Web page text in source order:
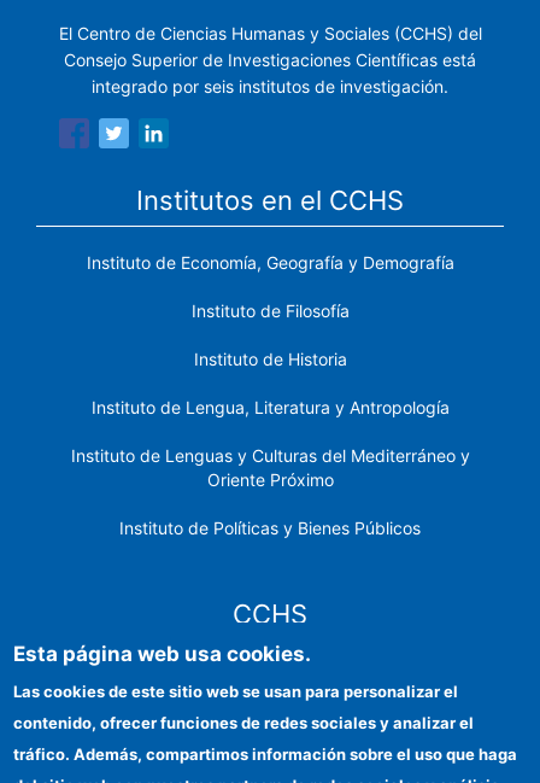
El Centro de Ciencias Humanas y Sociales (CCHS) del
Consejo Superior de Investigaciones Científicas está
integrado por seis institutos de investigación.
Institutos en el CCHS
Instituto de Economía, Geografía y Demografía
Instituto de Filosofía
Instituto de Historia
Instituto de Lengua, Literatura y Antropología
Instituto de Lenguas y Culturas del Mediterráneo y
Oriente Próximo
Instituto de Políticas y Bienes Públicos
CCHS
Identidad institucional
Esta página web usa cookies.
Las cookies de este sitio web se usan para personalizar el
contenido, ofrecer funciones de redes sociales y analizar el
tráfico. Además, compartimos información sobre el uso que haga